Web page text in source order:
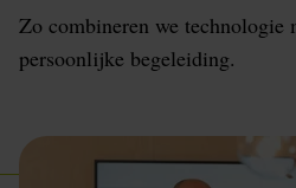
Zo combineren we technologie
persoonlijke begeleiding.